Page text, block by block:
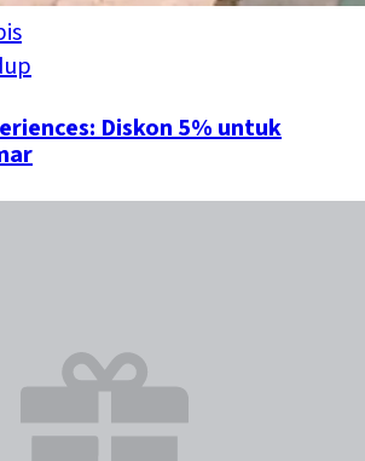
Diskon 5% untuk